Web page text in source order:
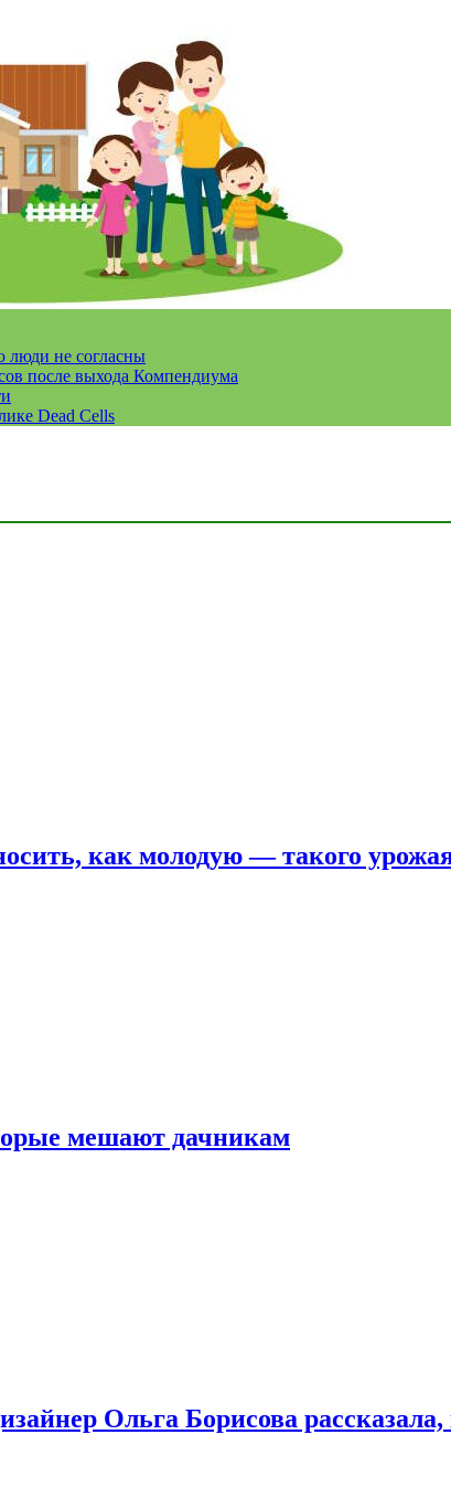
люди не согласны
после выхода Компендиума
Dead Cells
как молодую — такого
мешают дачникам
Ольга Борисова